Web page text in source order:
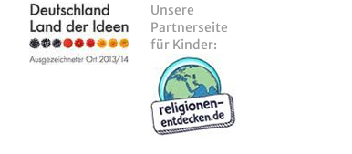
Unsere
Partnerseite
für Kinder: